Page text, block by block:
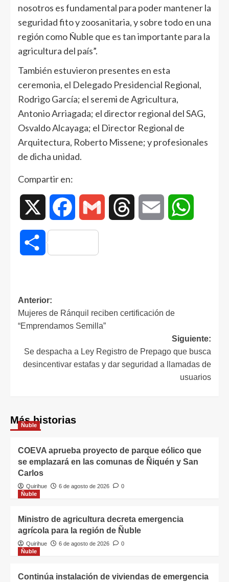
nosotros es fundamental para poder mantener la
seguridad fito y zoosanitaria, y sobre todo en una
región como Ñuble que es tan importante para la
agricultura del país”.
También estuvieron presentes en esta
ceremonia, el Delegado Presidencial Regional,
Rodrigo García; el seremi de Agricultura,
Antonio Arriagada; el director regional del SAG,
Osvaldo Alcayaga; el Director Regional de
Arquitectura, Roberto Missene; y profesionales
de dicha unidad.
Compartir en:
Facebook Gmail Threads Email
Compartir
Anterior:
Mujeres de Ránquil reciben certificación de
“Emprendamos Semilla”
Siguiente:
Se despacha a Ley Registro de Prepago que busca
desincentivar estafas y dar seguridad a llamadas de
usuarios
Más historias
Ñuble
COEVA aprueba proyecto de parque eólico que
se emplazará en las comunas de Ñiquén y San
Carlos
Quirihue 6 de agosto de 2026
0
Ñuble
Ministro de agricultura decreta emergencia
agrícola para la región de Ñuble
Quirihue 6 de agosto de 2026
0
Ñuble
Continúa instalación de viviendas de emergencia